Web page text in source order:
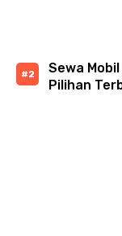
Sewa
Pilihan